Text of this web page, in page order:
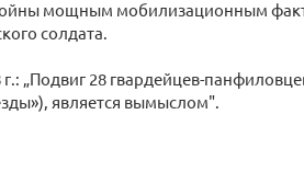
мощным мобилизационным
солдата.
„Подвиг 28 гвардейцев-
является вымыслом".